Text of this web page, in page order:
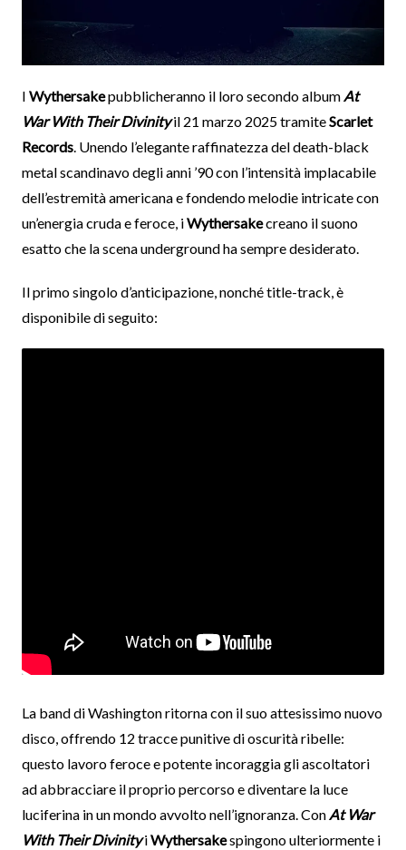
I Wythersakepubblicheranno il loro secondo album At
War With Their Divinityil 21 marzo 2025 tramiteScarlet
Records. Unendo l’elegante raffinatezza del death-black
metal scandinavo degli anni ’90 con l’intensità implacabile
dell’estremità americana e fondendo melodie intricate con
un’energia cruda e feroce, iWythersakecreano il suono
esatto che la scena underground ha sempre desiderato.
Il primo singolo d’anticipazione, nonché title-track, è
disponibile di seguito:
La band di Washington ritorna con il suo attesissimo nuovo
disco, offrendo 12 tracce punitive di oscurità ribelle:
questo lavoro feroce e potente incoraggia gli ascoltatori
ad abbracciare il proprio percorso e diventare la luce
luciferina in un mondo avvolto nell’ignoranza. Con At War
With Their DivinityiWythersakespingono ulteriormente i